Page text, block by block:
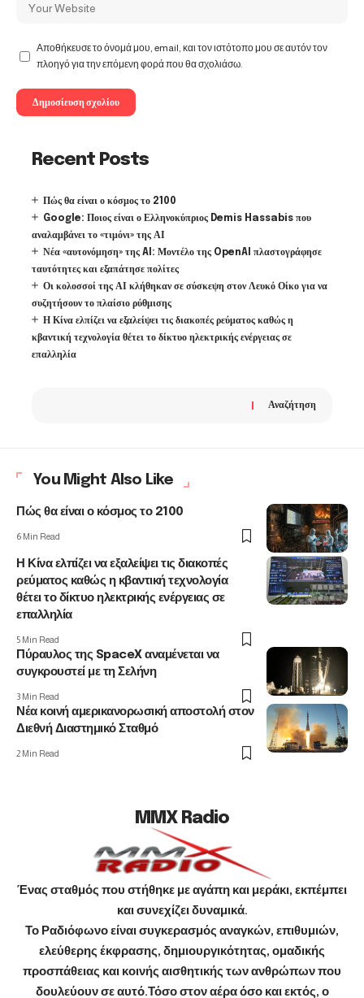
Αποθήκευσε το όνομά μου, email, και τον ιστότοπο μου σε αυτόν τον
πλοηγό για την επόμενη φορά που θα σχολιάσω.
Recent Posts
Πώς θα είναι ο κόσμος το 2100
Google: Ποιος είναι ο Ελληνοκύπριος Demis Hassabis που
αναλαμβάνει το «τιμόνι» της ΑΙ
Νέα «αυτονόμηση» της AI: Μοντέλο της OpenAI πλαστογράφησε
ταυτότητες και εξαπάτησε πολίτες
Οι κολοσσοί της ΑΙ κλήθηκαν σε σύσκεψη στον Λευκό Οίκο για να
συζητήσουν το πλαίσιο ρύθμισης
Η Κίνα ελπίζει να εξαλείψει τις διακοπές ρεύματος καθώς η
κβαντική τεχνολογία θέτει το δίκτυο ηλεκτρικής ενέργειας σε
επαλληλία
Αναζήτηση
You Might Also Like
Πώς θα είναι ο κόσμος το 2100
6 Min Read
Η Κίνα ελπίζει να εξαλείψει τις διακοπές
ρεύματος καθώς η κβαντική τεχνολογία
θέτει το δίκτυο ηλεκτρικής ενέργειας σε
επαλληλία
5 Min Read
Πύραυλος της SpaceX αναμένεται να
συγκρουστεί με τη Σελήνη
3 Min Read
Νέα κοινή αμερικανορωσική αποστολή στον
Διεθνή Διαστημικό Σταθμό
2 Min Read
MMX Radio
Ένας σταθμός που στήθηκε με αγάπη και μεράκι, εκπέμπει
και συνεχίζει δυναμικά.
Το Ραδιόφωνο είναι συγκερασμός αναγκών, επιθυμιών,
ελεύθερης έκφρασης, δημιουργικότητας, ομαδικής
προσπάθειας και κοινής αισθητικής των ανθρώπων που
δουλεύουν σε αυτό.Τόσο στον αέρα όσο και εκτός, ο